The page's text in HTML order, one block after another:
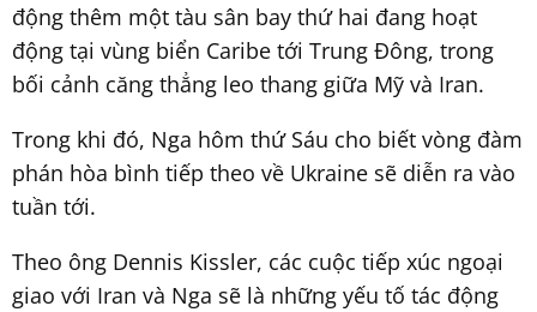
động thêm một tàu sân bay thứ hai đang hoạt
động tại vùng biển Caribe tới Trung Đông, trong
bối cảnh căng thẳng leo thang giữa Mỹ và Iran.
Trong khi đó, Nga hôm thứ Sáu cho biết vòng đàm
phán hòa bình tiếp theo về Ukraine sẽ diễn ra vào
tuần tới.
Theo ông Dennis Kissler, các cuộc tiếp xúc ngoại
giao với Iran và Nga sẽ là những yếu tố tác động